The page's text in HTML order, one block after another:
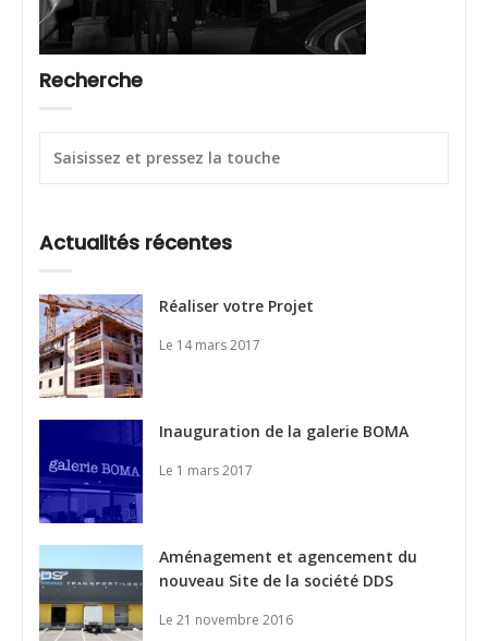
Recherche
Actualités récentes
Réaliser votre Projet
Le 14 mars 2017
Inauguration de la galerie BOMA
Le 1 mars 2017
Aménagement et agencement du
nouveau Site de la société DDS
Le 21 novembre 2016